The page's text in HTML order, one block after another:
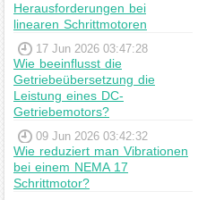
Herausforderungen bei
linearen Schrittmotoren
17 Jun 2026 03:47:28
Wie beeinflusst die
Getriebeübersetzung die
Leistung eines DC-
Getriebemotors?
09 Jun 2026 03:42:32
Wie reduziert man Vibrationen
bei einem NEMA 17
Schrittmotor?